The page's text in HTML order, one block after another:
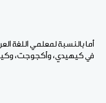
أما بالنسبة لمعلمي اللغة
في كيهيدي، وأكجوجت،